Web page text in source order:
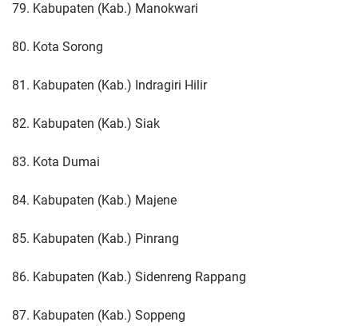
79. Kabupaten (Kab.) Manokwari
80. Kota Sorong
81. Kabupaten (Kab.) Indragiri Hilir
82. Kabupaten (Kab.) Siak
83. Kota Dumai
84. Kabupaten (Kab.) Majene
85. Kabupaten (Kab.) Pinrang
86. Kabupaten (Kab.) Sidenreng Rappang
87. Kabupaten (Kab.) Soppeng